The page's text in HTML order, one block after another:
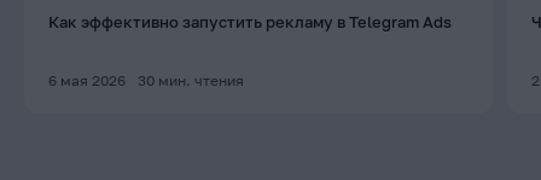
Как эффективно запустить рекламу в Telegram Ads
6 мая 2026 30 мин. чтения